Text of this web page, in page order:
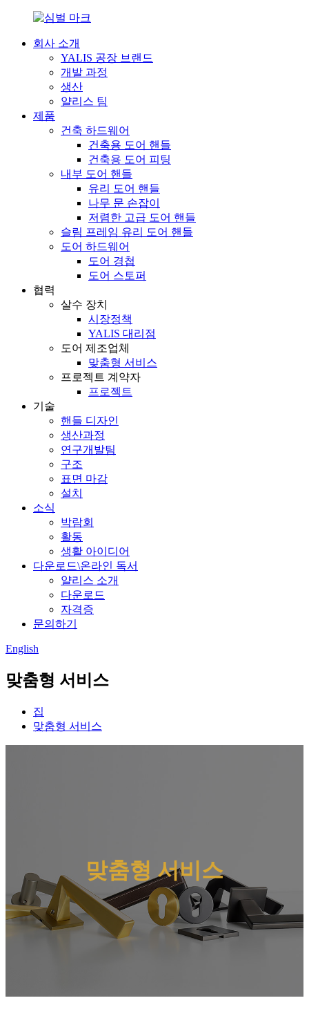
회사 소개
YALIS 공장 브랜드
개발 과정
생산
얄리스 팀
제품
건축 하드웨어
건축용 도어 핸들
건축용 도어 피팅
내부 도어 핸들
유리 도어 핸들
나무 문 손잡이
저렴한 고급 도어 핸들
슬림 프레임 유리 도어 핸들
도어 하드웨어
도어 경첩
도어 스토퍼
협력
살수 장치
시장정책
YALIS 대리점
도어 제조업체
맞춤형 서비스
프로젝트 계약자
프로젝트
기술
핸들 디자인
생산과정
연구개발팀
구조
표면 마감
설치
소식
박람회
활동
생활 아이디어
다운로드\온라인 독서
얄리스 소개
다운로드
자격증
문의하기
English
맞춤형 서비스
집
맞춤형 서비스
맞춤형 서비스